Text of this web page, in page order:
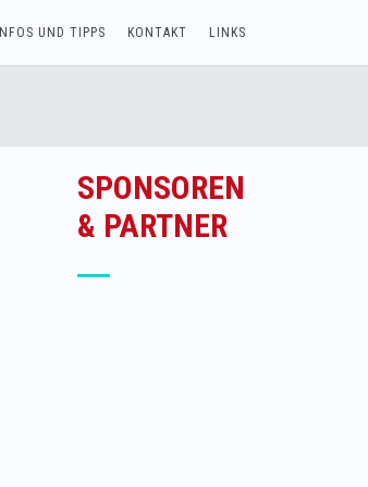
INFOS UND TIPPS KONTAKT LINKS
SPONSOREN
& PARTNER